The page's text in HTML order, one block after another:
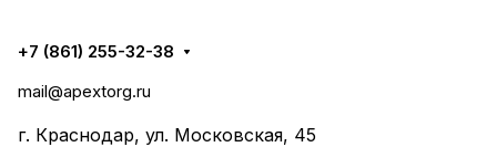
+7 (861) 255-32-38
mail@apextorg.ru
г. Краснодар, ул. Московская, 45